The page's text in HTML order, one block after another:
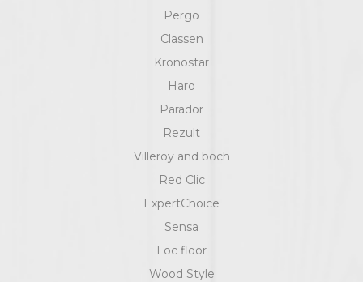
Pergo
Classen
Kronostar
Haro
Parador
Rezult
Villeroy and boch
Red Clic
ExpertChoice
Sensa
Loc floor
Wood Style